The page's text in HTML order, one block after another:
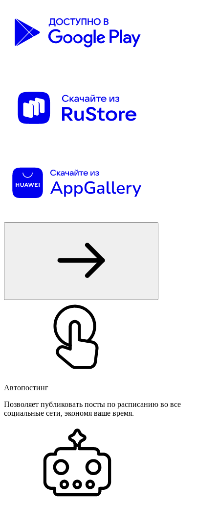
Автопостинг
Позволяет публиковать посты по расписанию во все
социальные сети, экономя ваше время.